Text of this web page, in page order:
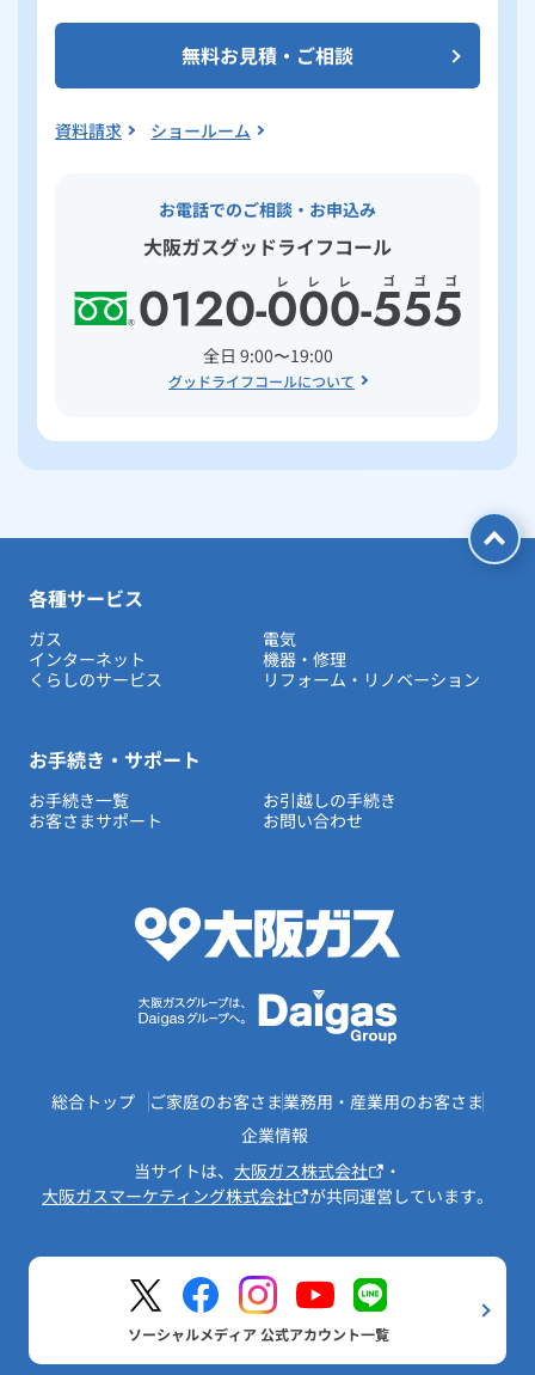
無料お見積・ご相談
資料請求 ショールーム
お電話でのご相談・お申込み
大阪ガスグッドライフコール
全日 9:00〜19:00
グッドライフコールについて
各種サービス
ガス
電気
インターネット
機器・修理
くらしのサービス
リフォーム・リノベーション
お手続き・サポート
お手続き一覧
お引越しの手続き
お客さまサポート
お問い合わせ
総合トップ ご家庭のお客さま業務用・産業用のお客さま
企業情報
当サイトは、 大阪ガス株式会社
・
大阪ガスマーケティング株式会社
が共同運営しています。
ソーシャルメディア 公式アカウント一覧